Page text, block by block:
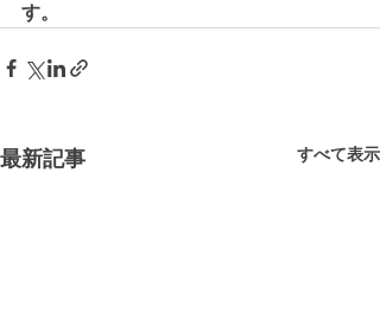
す。
最新記事 すべて表示